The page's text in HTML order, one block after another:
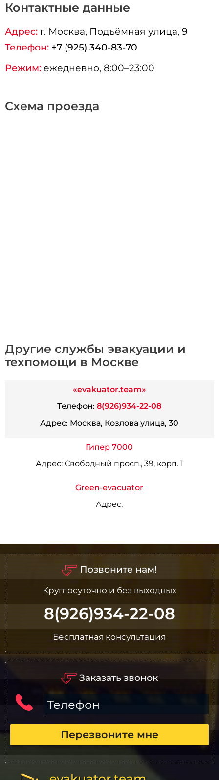
Схема проезда
Контактные данные
Адрес: г. Москва, Подъёмная улица, 9
Телефон: +7 (925) 340-83-70
Режим: ежедневно, 8:00–23:00
Другие службы эвакуации и
техпомощи в Москве
«evakuator.team»
Телефон: 8(926)934-22-08
Адрес: Москва, Козлова улица, 30
Гипер 7000
Адрес:Свободный просп., 39, корп. 1
Green-evacuator
Адрес:
Позвоните нам!
Круглосуточно и без выходных
8(926)934-22-08
Бесплатная консультация
Заказать звонок
Телефон
Перезвоните мне